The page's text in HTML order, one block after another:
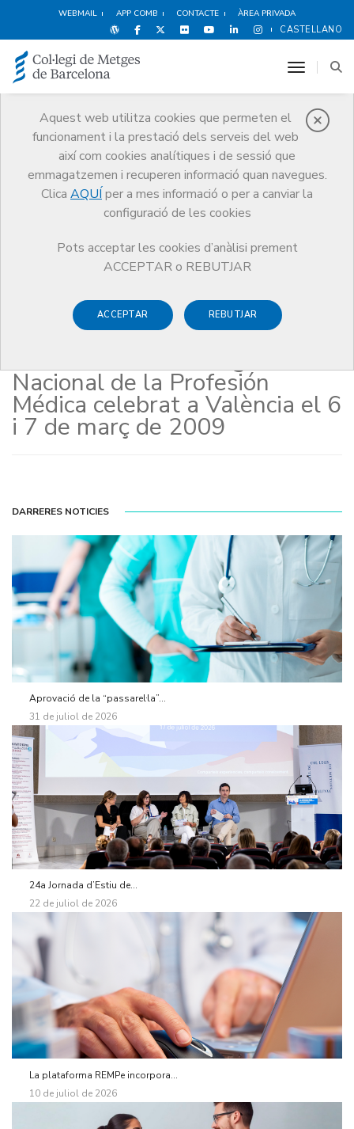
WEBMAIL APP COMB CONTACTE ÀREA PRIVADA
CASTELLANO
Aquest web utilitza cookies que permeten el
funcionament i la prestació dels serveis del web
així com cookies analítiques i de sessió que
emmagatzemen i recuperen informació quan navegues.
Clica AQUÍ per a mes informació o per a canviar la
configuració de les cookies
Pots acceptar les cookies d’anàlisi prement
ACCEPTAR o REBUTJAR
ACCEPTAR REBUTJAR
toggle
Notícies
Comunicació
Notícies
Intervenció del Dr. Jaume Padrós en el 1er Congreso Nacional de la
Profesión Médica celebrat a València el 6 i 7 de març de 2009
7 DE MARÇ DE 2009
Intervenció del Dr. Jaume
Padrós en el 1er Congreso
Nacional de la Profesión
Médica celebrat a València el 6
i 7 de març de 2009
DARRERES NOTICIES
Aprovació de la “passarel·la”...
31 de juliol de 2026
24a Jornada d’Estiu de...
22 de juliol de 2026
La plataforma REMPe incorpora...
10 de juliol de 2026